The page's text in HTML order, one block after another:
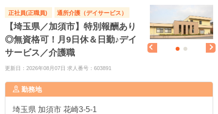
正社員(正職員) 通所介護（デイサービス）
【埼玉県／加須市】特別報酬あり
◎無資格可！月9日休＆日勤♪デイ
サービス／介護職
更新日：2026年08月07日 求人番号：603891
勤務地
埼玉県 加須市 花崎3-5-1